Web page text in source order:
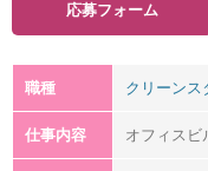
応募フォーム
職種 クリーンス
仕事内容 オフィスビ